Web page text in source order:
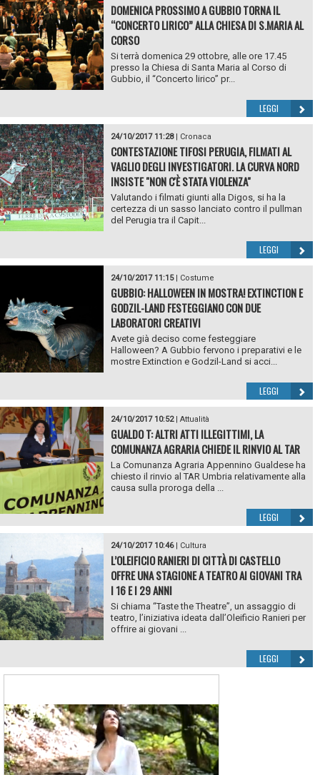
DOMENICA PROSSIMO A GUBBIO TORNA IL
“CONCERTO LIRICO” ALLA CHIESA DI S.MARIA AL
CORSO
Si terrà domenica 29 ottobre, alle ore 17.45
presso la Chiesa di Santa Maria al Corso di
Gubbio, il “Concerto lirico” pr...
LEGGI
24/10/2017 11:28| Cronaca
CONTESTAZIONE TIFOSI PERUGIA, FILMATI AL
VAGLIO DEGLI INVESTIGATORI. LA CURVA NORD
INSISTE "NON C'È STATA VIOLENZA"
Valutando i filmati giunti alla Digos, si ha la
certezza di un sasso lanciato contro il pullman
del Perugia tra il Capit...
LEGGI
24/10/2017 11:15| Costume
GUBBIO: HALLOWEEN IN MOSTRA! EXTINCTION E
GODZIL-LAND FESTEGGIANO CON DUE
LABORATORI CREATIVI
Avete già deciso come festeggiare
Halloween? A Gubbio fervono i preparativi e le
mostre Extinction e Godzil-Land si acci...
LEGGI
24/10/2017 10:52| Attualità
GUALDO T: ALTRI ATTI ILLEGITTIMI, LA
COMUNANZA AGRARIA CHIEDE IL RINVIO AL TAR
La Comunanza Agraria Appennino Gualdese ha
chiesto il rinvio al TAR Umbria relativamente alla
causa sulla proroga della ...
LEGGI
24/10/2017 10:46| Cultura
L’OLEIFICIO RANIERI DI CITTÀ DI CASTELLO
OFFRE UNA STAGIONE A TEATRO AI GIOVANI TRA
I 16 E I 29 ANNI
Si chiama “Taste the Theatre”, un assaggio di
teatro, l’iniziativa ideata dall’Oleificio Ranieri per
offrire ai giovani ...
LEGGI